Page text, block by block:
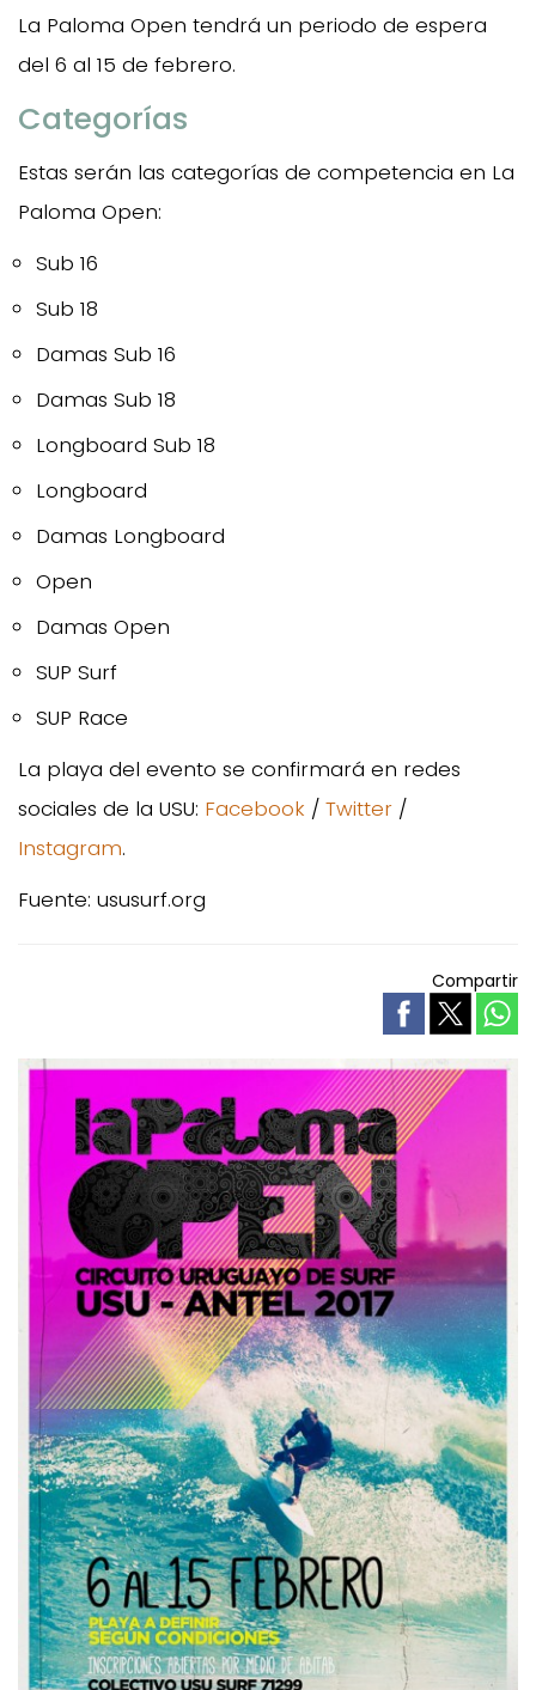
La Paloma Open tendrá un periodo de espera
del 6 al 15 de febrero.
Categorías
Estas serán las categorías de competencia en La
Paloma Open:
Sub 16
Sub 18
Damas Sub 16
Damas Sub 18
Longboard Sub 18
Longboard
Damas Longboard
Open
Damas Open
SUP Surf
SUP Race
La playa del evento se confirmará en redes
sociales de la USU: Facebook / Twitter /
Instagram.
Fuente: ususurf.org
Compartir